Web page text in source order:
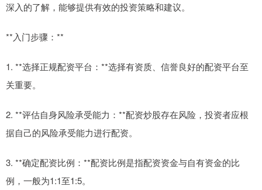
深入的了解，能够提供有效的投资策略和建议。
**入门步骤：**
1. **选择正规配资平台：**选择有资质、信誉良好的配资平台至
关重要。
2. **评估自身风险承受能力：**配资炒股存在风险，投资者应根
据自己的风险承受能力进行配资。
3. **确定配资比例：**配资比例是指配资资金与自有资金的比
例，一般为1:1至1:5。